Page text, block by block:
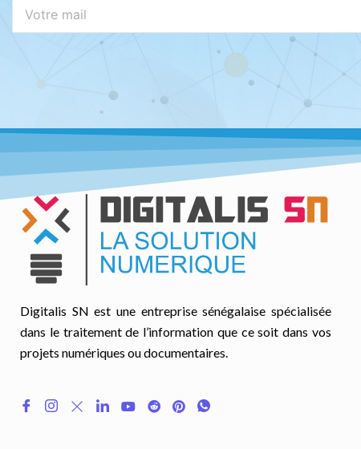
Digitalis SN est une entreprise sénégalaise spécialisée
dans le traitement de l’information que ce soit dans vos
projets numériques ou documentaires.